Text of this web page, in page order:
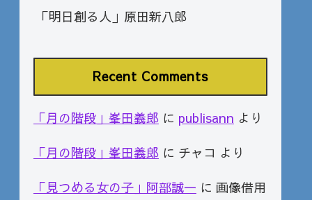
「明日創る人」原田新八郎
Recent Comments
「月の階段」峯田義郎 に publisann より
「月の階段」峯田義郎 に チャコ より
「見つめる女の子」阿部誠一 に 画像借用